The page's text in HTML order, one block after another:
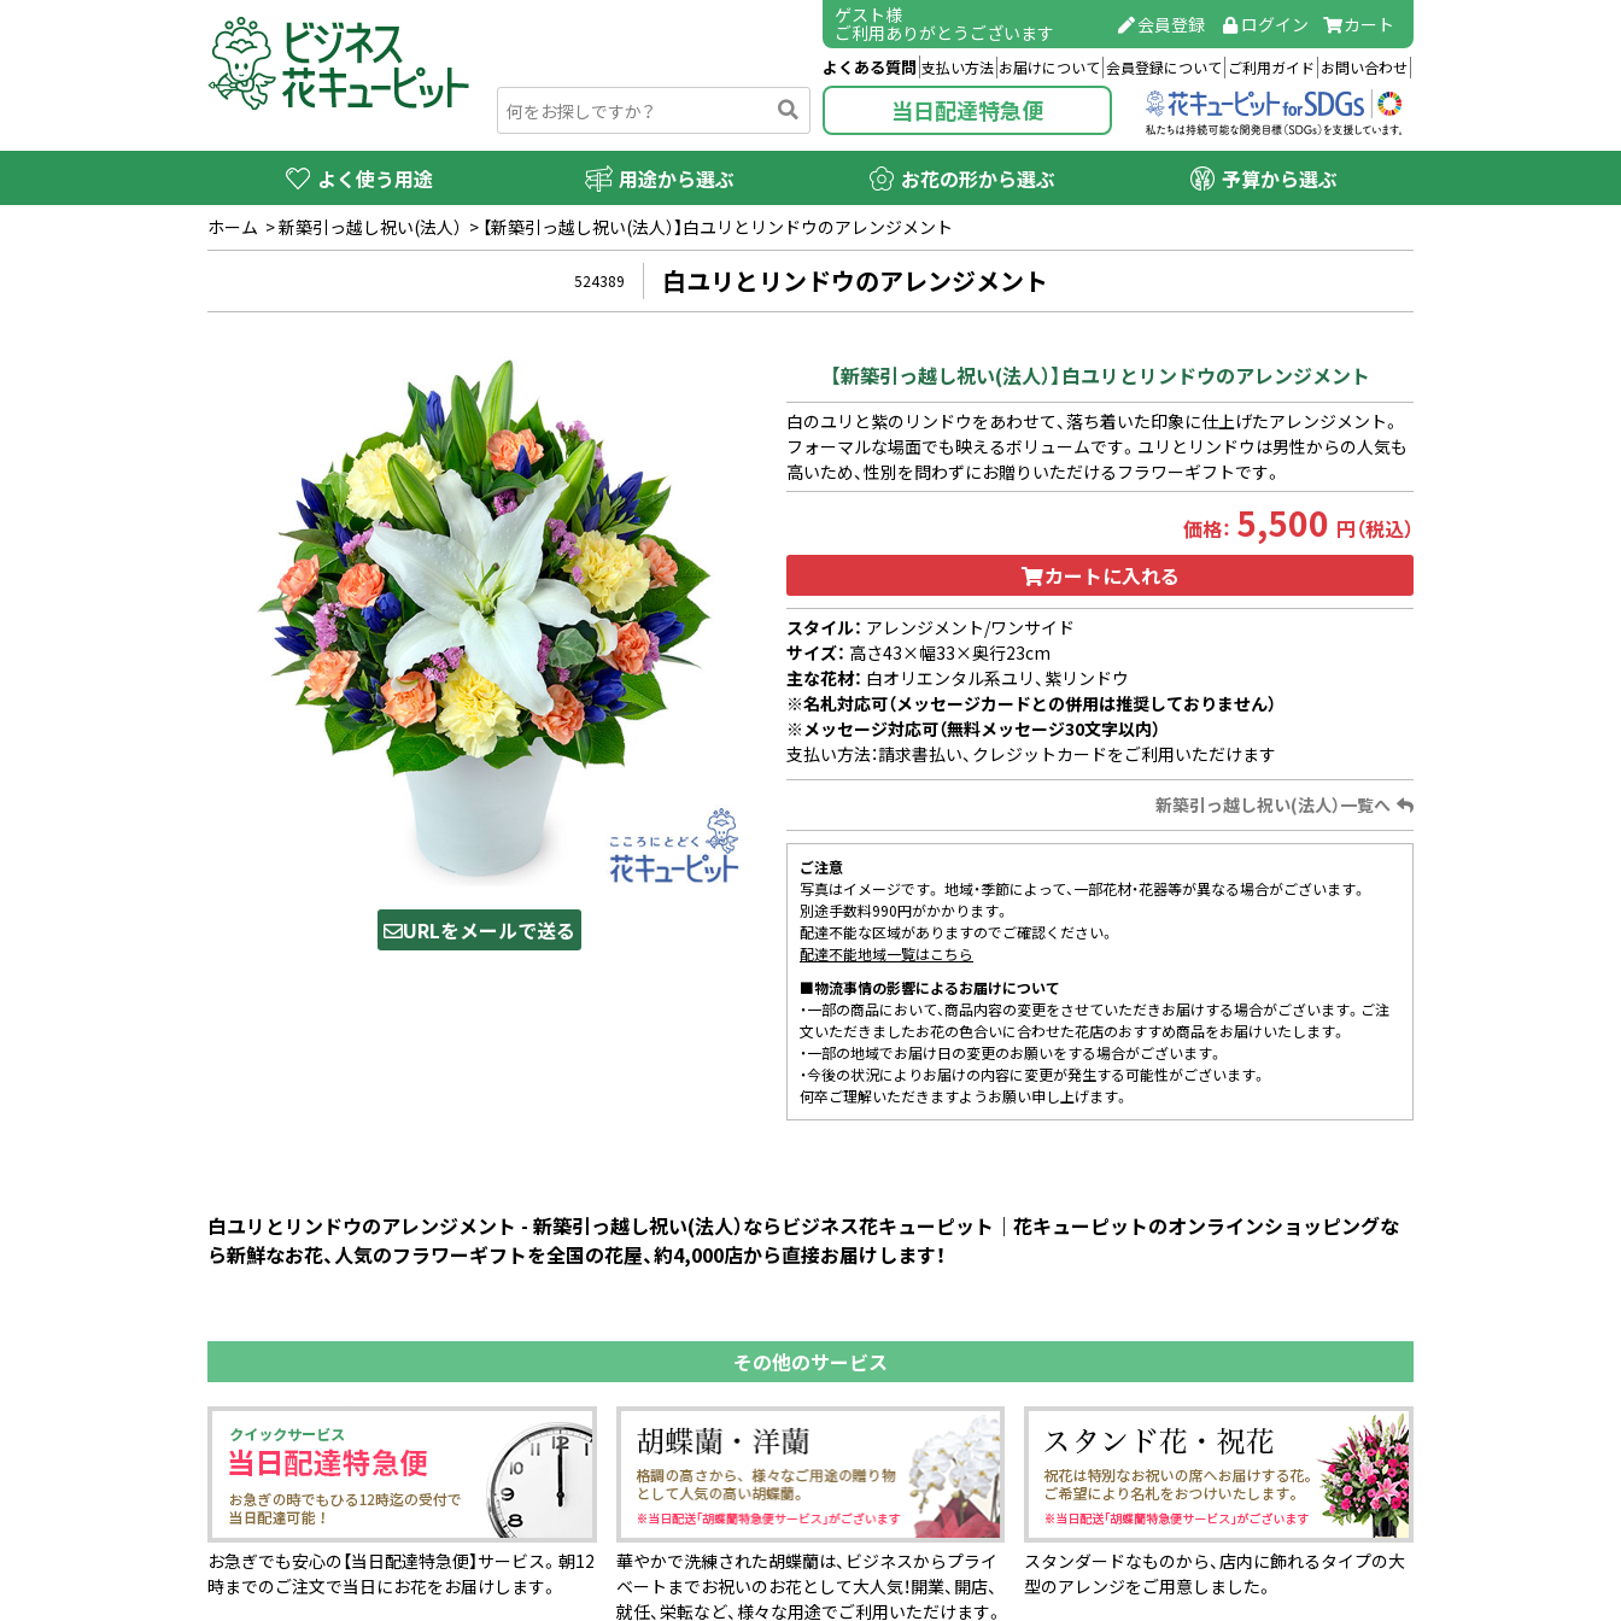
ゲスト様
ご利用ありがとうございます 会員登録 ログイン カート
よくある質問 支払い方法 お届けについて 会員登録について ご利用ガイド お問い合わせ
当日配達特急便
よく使う用途 用途から選ぶ お花の形から選ぶ 予算から選ぶ
ホーム >新築引っ越し祝い(法人） > 【新築引っ越し祝い(法人）】白ユリとリンドウのアレンジメント
524389 白ユリとリンドウのアレンジメント
URLをメールで送る
【新築引っ越し祝い(法人）】白ユリとリンドウのアレンジメント
白のユリと紫のリンドウをあわせて、落ち着いた印象に仕上げたアレンジメント。
フォーマルな場面でも映えるボリュームです。ユリとリンドウは男性からの人気も
高いため、性別を問わずにお贈りいただけるフラワーギフトです。
価格： 5,500 円（税込）
カートに入れる
スタイル： アレンジメント/ワンサイド
サイズ： 高さ43×幅33×奥行23cm
主な花材： 白オリエンタル系ユリ、紫リンドウ
※名札対応可（メッセージカードとの併用は推奨しておりません）
※メッセージ対応可（無料メッセージ30文字以内）
支払い方法：請求書払い、クレジットカードをご利用いただけます
新築引っ越し祝い(法人）一覧へ
ご注意
写真はイメージです。 地域・季節によって、一部花材・花器等が異なる場合がございます。
別途手数料990円がかかります。
配達不能な区域がありますのでご確認ください。
配達不能地域一覧はこちら
■物流事情の影響によるお届けについて
・一部の商品において、商品内容の変更をさせていただきお届けする場合がございます。ご注
文いただきましたお花の色合いに合わせた花店のおすすめ商品をお届けいたします。
・一部の地域でお届け日の変更のお願いをする場合がございます。
・今後の状況によりお届けの内容に変更が発生する可能性がございます。
何卒ご理解いただきますようお願い申し上げます。
白ユリとリンドウのアレンジメント - 新築引っ越し祝い(法人）ならビジネス花キューピット｜花キューピットのオンラインショッピングな
ら新鮮なお花、人気のフラワーギフトを全国の花屋、約4,000店から直接お届けします！
その他のサービス
お急ぎでも安心の【当日配達特急便】サービス。朝12
時までのご注文で当日にお花をお届けします。
華やかで洗練された胡蝶蘭は、ビジネスからプライ
ベートまでお祝いのお花として大人気！開業、開店、
就任、栄転など、様々な用途でご利用いただけます。
スタンダードなものから、店内に飾れるタイプの大
型のアレンジをご用意しました。